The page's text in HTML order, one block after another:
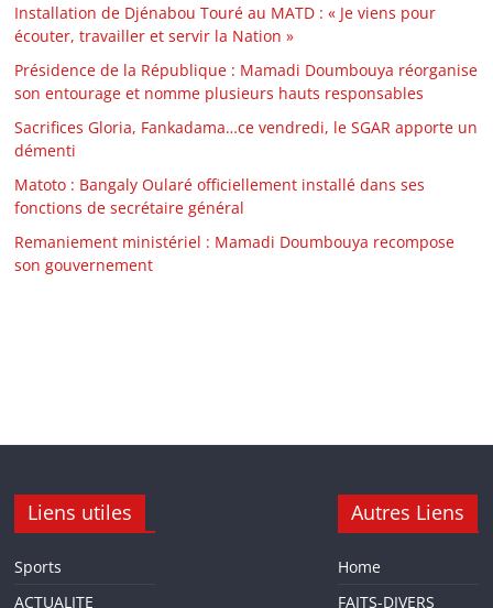
Installation de Djénabou Touré au MATD : « Je viens pour
écouter, travailler et servir la Nation »
Présidence de la République : Mamadi Doumbouya réorganise
son entourage et nomme plusieurs hauts responsables
Sacrifices Gloria, Fankadama…ce vendredi, le SGAR apporte un
démenti
Matoto : Bangaly Oularé officiellement installé dans ses
fonctions de secrétaire général
Remaniement ministériel : Mamadi Doumbouya recompose
son gouvernement
Liens utiles
Sports
ACTUALITE
Autres Liens
Home
FAITS-DIVERS